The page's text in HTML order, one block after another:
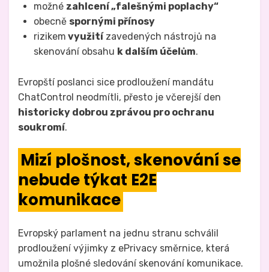
možné zahlcení „falešnými poplachy“
obecně spornými přínosy
rizikem využitízavedených nástrojů na
skenování obsahu k dalším účelům.
Evropští poslanci sice prodloužení mandátu
ChatControl neodmítli, přesto je včerejší den
historicky dobrou zprávou pro ochranu
soukromí.
Mizí plošnost, skenování se
nebude týkat E2E
komunikace
Evropský parlament na jednu stranu schválil
prodloužení výjimky z ePrivacy směrnice, která
umožnila plošné sledování skenování komunikace.